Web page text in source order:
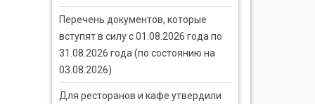
Перечень документов, которые
вступят в силу с 01.08.2026 года по
31.08.2026 года (по состоянию на
03.08.2026)
Для ресторанов и кафе утвердили